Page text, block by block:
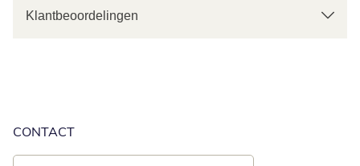
Klantbeoordelingen
CONTACT